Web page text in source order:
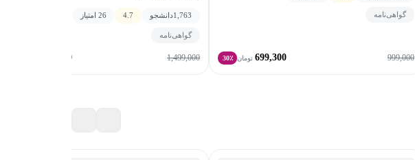
گواهی‌نامه
999,000
699,300 تومان 30٪
1,763دانشجو 4.7 26 امتیاز
گواهی‌نامه
1,499,000
899,400